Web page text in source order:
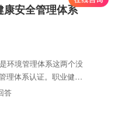
安全管理体系
环境管理体系这两个没
理体系认证。职业健康
代后期在国际上兴起的
答